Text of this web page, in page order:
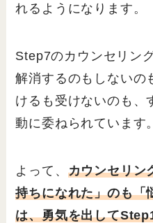
れるようになります。
Step7のカウンセリン
解消するのもしないの
けるも受けないのも、
動に委ねられています。
よって、 カウンセリン
持ちになれた」のも「
は、勇気を出して